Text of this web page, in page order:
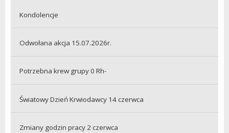
Kondolencje
Odwołana akcja 15.07.2026r.
Potrzebna krew grupy 0 Rh-
Światowy Dzień Krwiodawcy 14 czerwca
Zmiany godzin pracy 2 czerwca